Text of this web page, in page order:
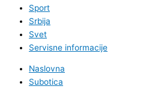
Sport
Srbija
Svet
Servisne informacije
Naslovna
Subotica